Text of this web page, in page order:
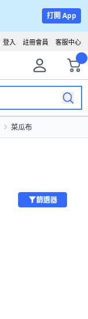
打開 App
客服中心
註冊會員
登入
菜瓜布
篩選器